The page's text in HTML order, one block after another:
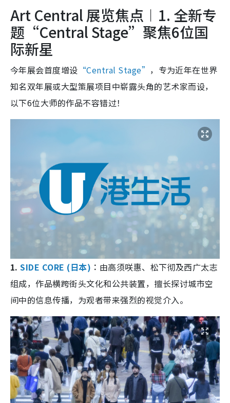
Art Central 展览焦点︱1. 全新专
题“Central Stage”聚焦6位国
际新星
今年展会首度增设 “Central Stage” ，专为近年在世界
知名双年展或大型策展项目中崭露头角的艺术家而设，
以下6位大师的作品不容错过！
1.SIDE CORE (日本) ︰ 由高须咲惠、松下彻及西广太志
组成，作品横跨街头文化和公共装置，擅长探讨城市空
间中的信息传播，为观者带来强烈的视觉介入。